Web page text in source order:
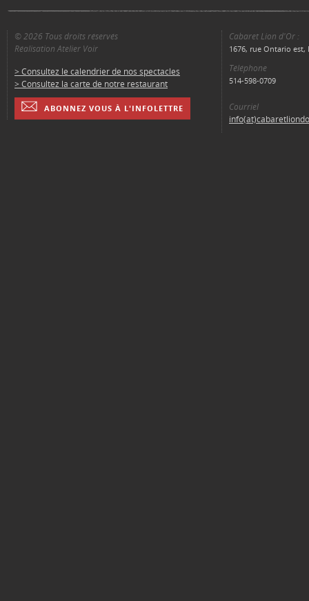
© 2026 Tous droits réservés
Réalisation Atelier Voir
> Consultez le calendrier de nos spectacles
> Consultez la carte de notre restaurant
ABONNEZ VOUS À L'INFOLETTRE
Cabaret Lion d'Or :
1676, rue Ontario est,
Téléphone
514-598-0709
Courriel